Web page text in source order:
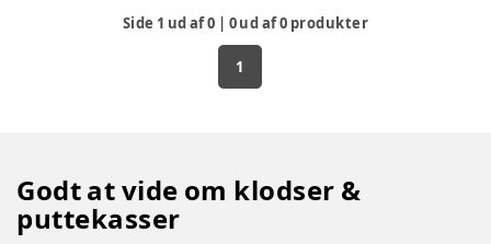
Side 1 ud af0 | 0ud af0 produkter
1
Godt at vide om klodser &
puttekasser